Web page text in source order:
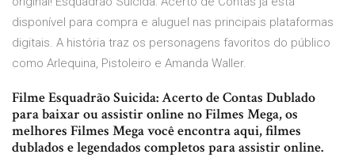
disponível para compra e aluguel nas principais plataformas
digitais. A história traz os personagens favoritos do público
como Arlequina, Pistoleiro e Amanda Waller.
Filme Esquadrão Suicida: Acerto de Contas Dublado
para baixar ou assistir online no Filmes Mega, os
melhores Filmes Mega você encontra aqui, filmes
dublados e legendados completos para assistir online.